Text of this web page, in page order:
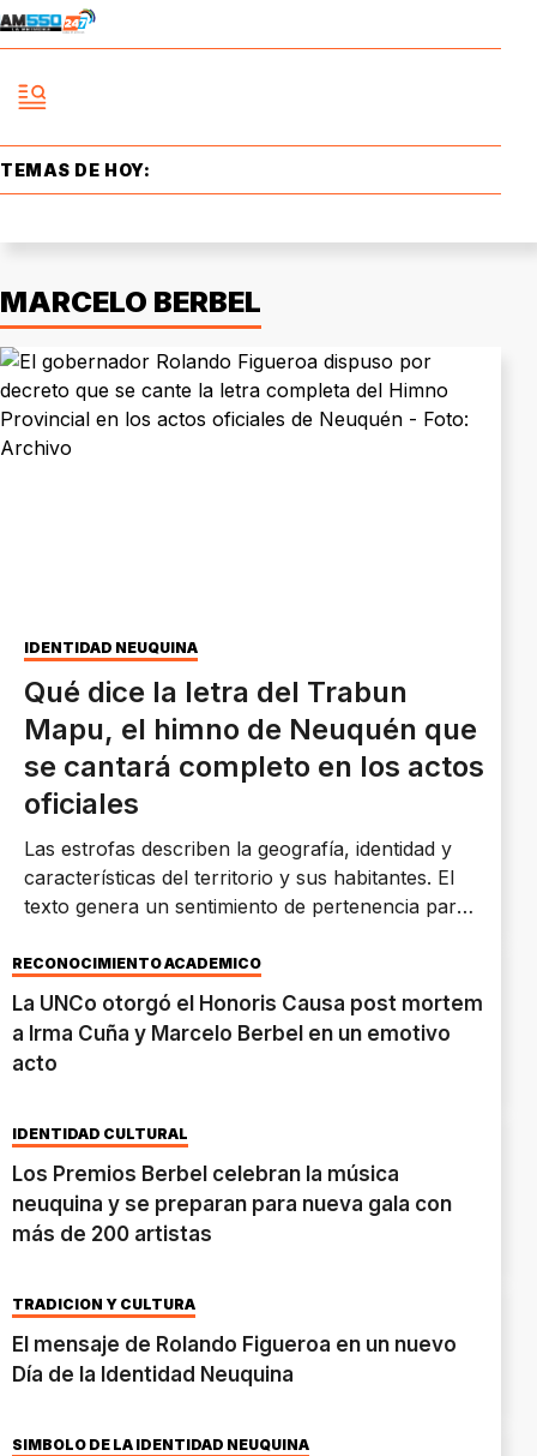
TEMAS DE HOY:
MARCELO BERBEL
IDENTIDAD NEUQUINA
Qué dice la letra del Trabun
Mapu, el himno de Neuquén que
se cantará completo en los actos
oficiales
Las estrofas describen la geografía, identidad y
características del territorio y sus habitantes. El
texto genera un sentimiento de pertenencia para
RECONOCIMIENTO ACADÉMICO
La UNCo otorgó el Honoris Causa post mortem
a Irma Cuña y Marcelo Berbel en un emotivo
acto
IDENTIDAD CULTURAL
Los Premios Berbel celebran la música
neuquina y se preparan para nueva gala con
más de 200 artistas
TRADICIÓN Y CULTURA
El mensaje de Rolando Figueroa en un nuevo
Día de la Identidad Neuquina
SÍMBOLO DE LA IDENTIDAD NEUQUINA